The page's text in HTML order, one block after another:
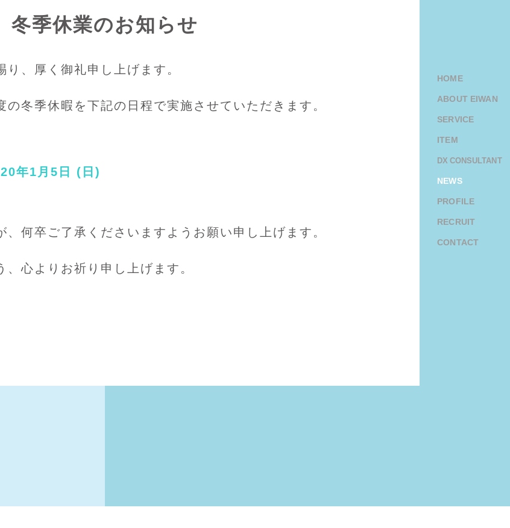
HOME
ABOUT EIWAN
SERVICE
ITEM
DX CONSULTANT
NEWS
PROFILE
RECRUIT
CONTACT
冬季休業のお知らせ
、厚く御礼申し上げます。
冬季休暇を下記の日程で実施させていただきます。
年1月5日 (日)
何卒ご了承くださいますようお願い申し上げます。
心よりお祈り申し上げます。